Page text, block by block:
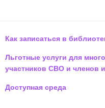
Как записаться в
Льготные услуги для
участников СВО и членов
Доступная среда